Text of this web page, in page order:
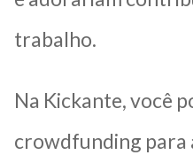
trabalho.
Na Kickante, você
crowdfunding para